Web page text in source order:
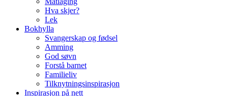
Hva skjer?
Lek
Bokhylla
Svangerskap og fødsel
Amming
God søvn
Forstå barnet
Familieliv
Tilknytningsinspirasjon
Inspirasjon på nett